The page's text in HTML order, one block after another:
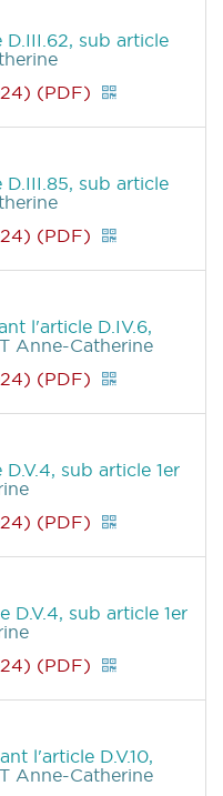
sub article
(PDF)
sub article
(PDF)
l'article D.IV.6,
Anne-Catherine
(PDF)
sub article 1er
(PDF)
D.V.4, sub article 1er
(PDF)
l'article D.V.10,
Anne-Catherine